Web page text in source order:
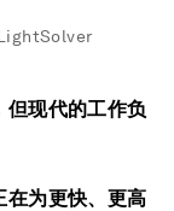
但现代的工作负
在为更快、更高